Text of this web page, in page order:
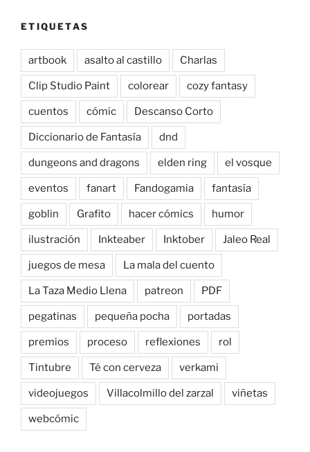
ETIQUETAS
artbook asalto al castillo Charlas
Clip Studio Paint colorear cozy fantasy
cuentos cómic Descanso Corto
Diccionario de Fantasía dnd
dungeons and dragons elden ring el vosque
eventos fanart Fandogamia fantasía
goblin Grafito hacer cómics humor
ilustración Inkteaber Inktober Jaleo Real
juegos de mesa La mala del cuento
La Taza Medio Llena patreon PDF
pegatinas pequeña pocha portadas
premios proceso reflexiones rol
Tintubre Té con cerveza verkami
videojuegos Villacolmillo del zarzal viñetas
webcómic